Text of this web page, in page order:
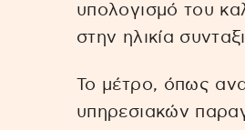
υπολογισμό του
στην ηλικία
Το μέτρο, όπως
υπηρεσιακών